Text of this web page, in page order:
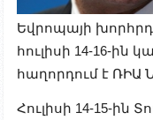
Եվրոպայի
հուլիսի 14-16-ին
հաղորդում է ՌԻԱ
Հուլիսի 14-15-ին